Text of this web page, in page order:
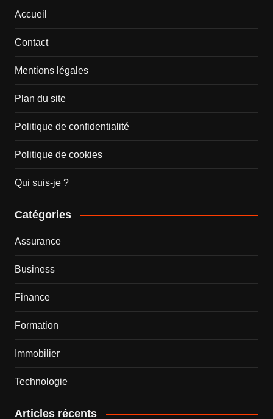
Accueil
Contact
Mentions légales
Plan du site
Politique de confidentialité
Politique de cookies
Qui suis-je ?
Catégories
Assurance
Business
Finance
Formation
Immobilier
Technologie
Articles récents